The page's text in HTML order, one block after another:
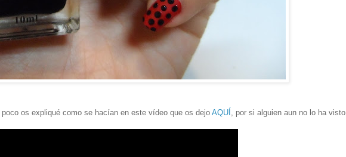
os expliqué como se hacían en este vídeo que os dejo AQUÍ , por si alguien aun no lo ha visto.